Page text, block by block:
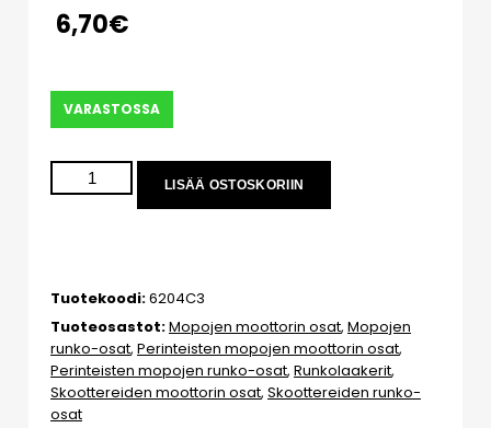
6,70€
VARASTOSSA
LISÄÄ OSTOSKORIIN
Tuotekoodi:6204C3
Tuoteosastot:Mopojen moottorin osat, Mopojen
runko-osat, Perinteisten mopojen moottorin osat,
Perinteisten mopojen runko-osat, Runkolaakerit,
Skoottereiden moottorin osat, Skoottereiden runko-
osat